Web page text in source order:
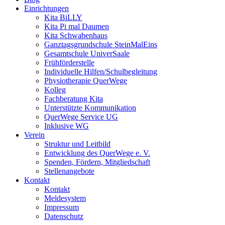
Einrichtungen
Kita BiLLY
Kita Pi mal Daumen
Kita Schwabenhaus
Ganz­tags­grund­schule SteinMalEins
Gesamtschule UniverSaale
Früh­förder­stelle
Individuelle Hilfen/​Schulbegleitung
Physiotherapie QuerWege
Kolleg
Fachberatung Kita
Unterstützte Kommunikation
QuerWege Service UG
Inklusive WG
Verein
Struktur und Leitbild
Entwicklung des QuerWege e. V.
Spenden, Fördern, Mitgliedschaft
Stellenangebote
Kontakt
Kontakt
Meldesystem
Impressum
Datenschutz